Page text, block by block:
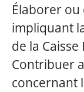
Élaborer
impliquant
de la Caisse
Contribuer
concernant